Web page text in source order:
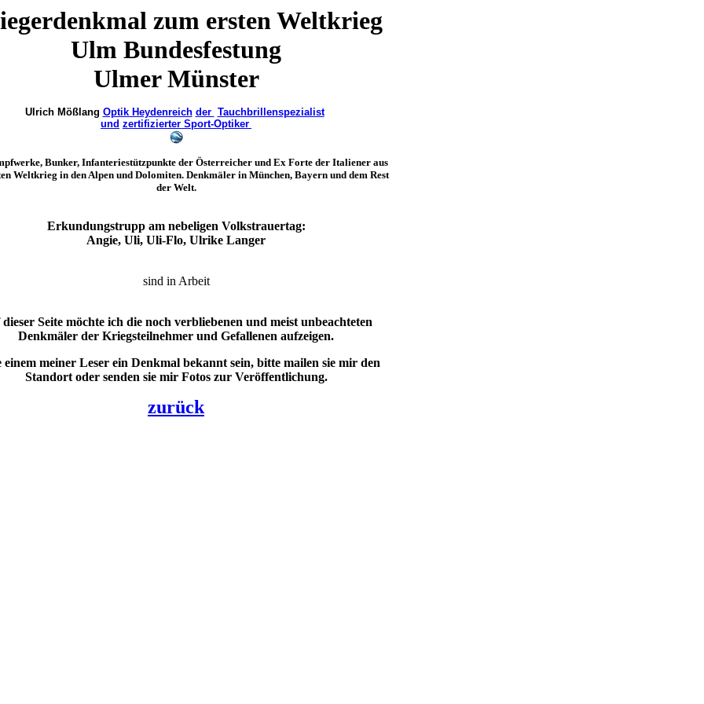
zum ersten Weltkrieg
Ulm Bundesfestung
Ulmer Münster
Ulrich Mößlang Optik Heydenreich der Tauchbrillenspezialist
und zertifizierter Sport-Optiker
Bunker, Infanteriestützpunkte der Österreicher und Ex Forte der Italiener aus
Weltkrieg in den Alpen und Dolomiten. Denkmäler in München, Bayern und dem Rest
der Welt.
Erkundungstrupp am nebeligen Volkstrauertag:
Angie, Uli, Uli-Flo, Ulrike Langer
sind in Arbeit
Seite möchte ich die noch verbliebenen und meist unbeachteten
Denkmäler der Kriegsteilnehmer und Gefallenen aufzeigen.
einem meiner Leser ein Denkmal bekannt sein, bitte mailen sie mir den
Standort oder senden sie mir Fotos zur Veröffentlichung.
zurück